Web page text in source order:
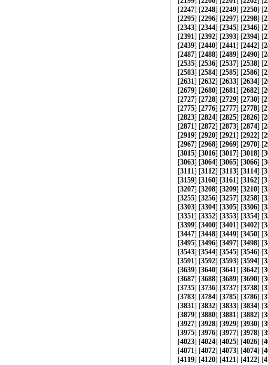
[2247] [2248] [2249] [2250] [
[2295] [2296] [2297] [2298] [
[2343] [2344] [2345] [2346] [
[2391] [2392] [2393] [2394] [
[2439] [2440] [2441] [2442] [
[2487] [2488] [2489] [2490] [
[2535] [2536] [2537] [2538] [
[2583] [2584] [2585] [2586] [
[2631] [2632] [2633] [2634] [
[2679] [2680] [2681] [2682] [
[2727] [2728] [2729] [2730] [
[2775] [2776] [2777] [2778] [
[2823] [2824] [2825] [2826] [
[2871] [2872] [2873] [2874] [
[2919] [2920] [2921] [2922] [
[2967] [2968] [2969] [2970] [
[3015] [3016] [3017] [3018] [
[3063] [3064] [3065] [3066] [
[3111] [3112] [3113] [3114] [
[3159] [3160] [3161] [3162] [
[3207] [3208] [3209] [3210] [
[3255] [3256] [3257] [3258] [
[3303] [3304] [3305] [3306] [
[3351] [3352] [3353] [3354] [
[3399] [3400] [3401] [3402] [
[3447] [3448] [3449] [3450] [
[3495] [3496] [3497] [3498] [
[3543] [3544] [3545] [3546] [
[3591] [3592] [3593] [3594] [
[3639] [3640] [3641] [3642] [
[3687] [3688] [3689] [3690] [
[3735] [3736] [3737] [3738] [
[3783] [3784] [3785] [3786] [
[3831] [3832] [3833] [3834] [
[3879] [3880] [3881] [3882] [
[3927] [3928] [3929] [3930] [
[3975] [3976] [3977] [3978] [
[4023] [4024] [4025] [4026] [
[4071] [4072] [4073] [4074] [
[4119] [4120] [4121] [4122] [